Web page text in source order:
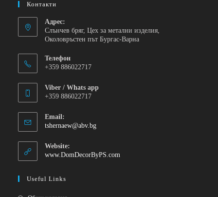
Контакти
Адрес:
Слънчев бряг, Цех за метални изделия,
Околовръстен път Бургас-Варна
Телефон
+359 886022717
Viber / Whats app
+359 886022717
Email:
tshernaew@abv.bg
Website:
www.DomDecorByPS.com
Useful Links